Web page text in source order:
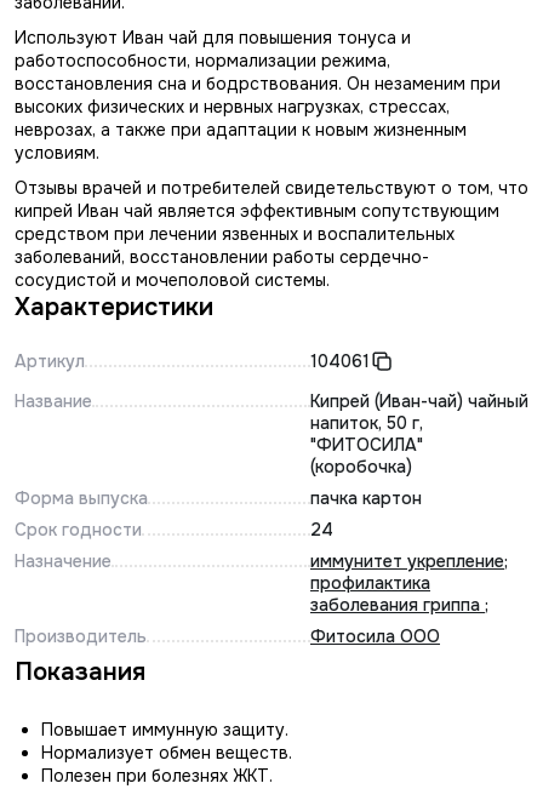
Используют Иван чай для повышения тонуса и
работоспособности, нормализации режима,
восстановления сна и бодрствования. Он незаменим при
высоких физических и нервных нагрузках, стрессах,
неврозах, а также при адаптации к новым жизненным
условиям.
Отзывы врачей и потребителей свидетельствуют о том, что
кипрей Иван чай является эффективным сопутствующим
средством при лечении язвенных и воспалительных
заболеваний, восстановлении работы сердечно-
сосудистой и мочеполовой системы.
Характеристики
Артикул
104061
Название
Кипрей (Иван-чай) чайный
напиток, 50 г,
"ФИТОСИЛА"
(коробочка)
Форма выпуска
пачка картон
Срок годности
24
Назначение
иммунитет укрепление;
профилактика
заболевания гриппа ;
Производитель
Фитосила ООО
Показания
Повышает иммунную защиту.
Нормализует обмен веществ.
Полезен при болезнях ЖКТ.